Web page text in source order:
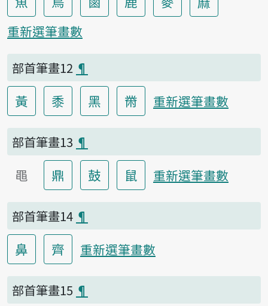
重新選筆畫數
部首筆畫12 ¶
黃 黍 黑 黹 重新選筆畫數
部首筆畫13 ¶
黽 鼎 鼓 鼠 重新選筆畫數
部首筆畫14 ¶
鼻 齊 重新選筆畫數
部首筆畫15 ¶